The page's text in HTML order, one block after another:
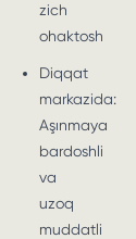
zich
ohaktosh
Diqqat
markazida:
Aşınmaya
bardoshli
va
uzoq
muddatli